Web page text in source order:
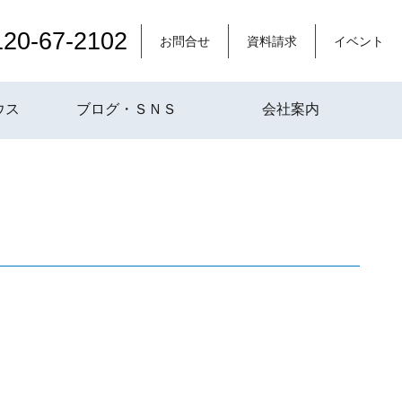
67-2102 お問合せ 資料請求 イベント
ス ブログ・ＳＮＳ 会社案内